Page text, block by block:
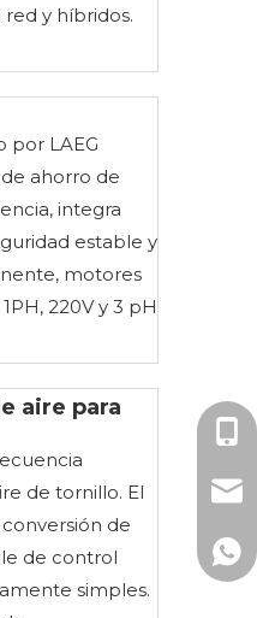
y híbridos.
por LAEG
ahorro de
integra
estable y
motores
220V y 3 pH
aire para
de tornillo. El
de
de control
simples.